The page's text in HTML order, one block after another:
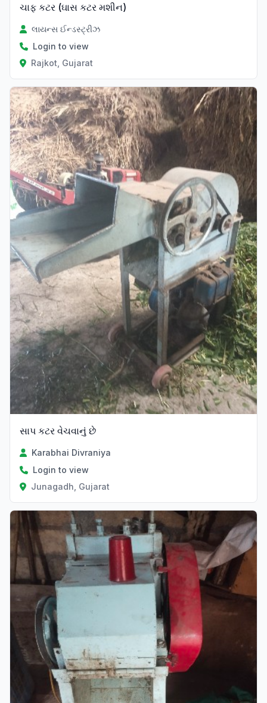
ચાફ કટર (ઘાસ કટર મશીન)
લાયન્સ ઈન્ડસ્ટ્રીઝ
Login to view
Rajkot, Gujarat
સાપ કટર વેચવાનું છે
Karabhai Divraniya
Login to view
Junagadh, Gujarat